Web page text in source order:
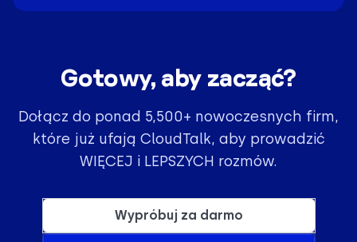
Gotowy, aby zacząć?
Dołącz do ponad 5,500+ nowoczesnych firm,
które już ufają CloudTalk, aby prowadzić
WIĘCEJ i LEPSZYCH rozmów.
Wypróbuj za darmo